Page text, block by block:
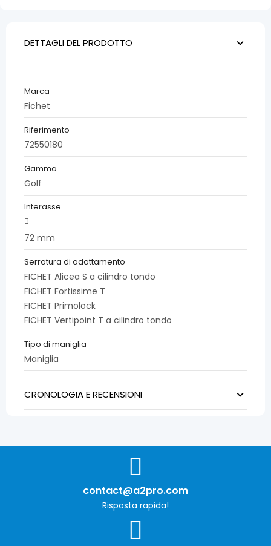
DETTAGLI DEL PRODOTTO
Marca
Fichet
Riferimento
72550180
Gamma
Golf
Interasse
72 mm
Serratura di adattamento
FICHET Alicea S a cilindro tondo
FICHET Fortissime T
FICHET Primolock
FICHET Vertipoint T a cilindro tondo
Tipo di maniglia
Maniglia
CRONOLOGIA E RECENSIONI
contact@a2pro.com
Risposta rapida!